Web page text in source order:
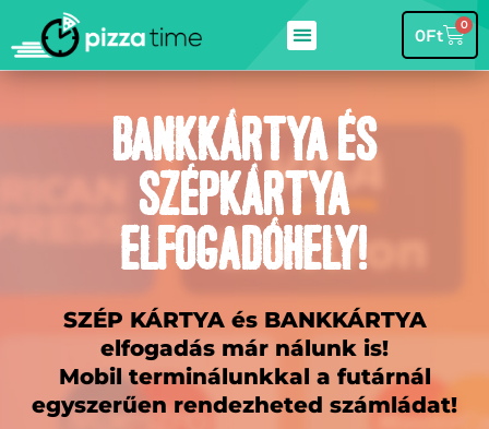
0Ft 0
Bankkártya és
szépkártya
elfogadóhely!
SZÉP KÁRTYA és BANKKÁRTYA
elfogadás már nálunk is!
Mobil terminálunkkal a futárnál
egyszerűen rendezheted számládat!